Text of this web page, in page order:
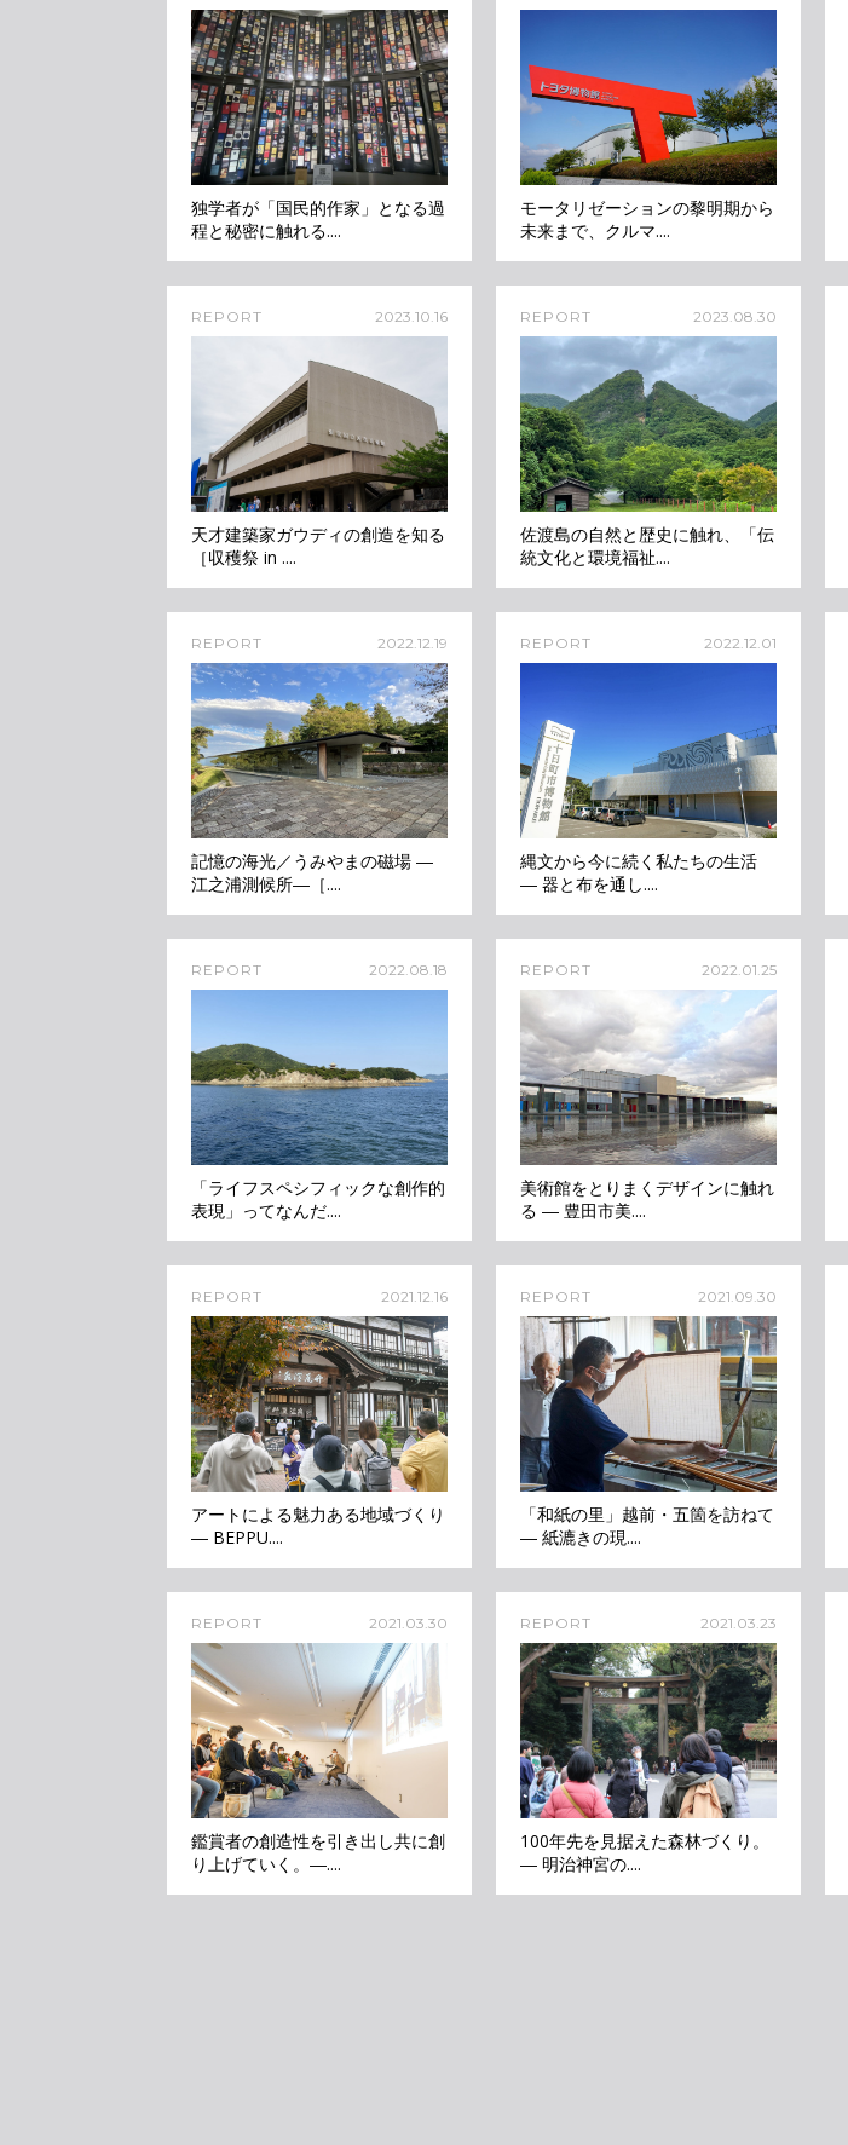
独学者が「国民的作家」となる過
程と秘密に触れる....
モータリゼーションの黎明期から
未来まで、クルマ....
REPORT 2023.10.16
天才建築家ガウディの創造を知る
［収穫祭 in ....
REPORT 2023.08.30
佐渡島の自然と歴史に触れ、「伝
統文化と環境福祉....
REPORT 2022.12.19
記憶の海光／うみやまの磁場 ―
江之浦測候所―［....
REPORT 2022.12.01
縄文から今に続く私たちの生活
― 器と布を通し....
REPORT 2022.08.18
「ライフスペシフィックな創作的
表現」ってなんだ....
REPORT 2022.01.25
美術館をとりまくデザインに触れ
る ― 豊田市美....
REPORT 2021.12.16
アートによる魅力ある地域づくり
― BEPPU....
REPORT 2021.09.30
「和紙の里」越前・五箇を訪ねて
― 紙漉きの現....
REPORT 2021.03.30
鑑賞者の創造性を引き出し共に創
り上げていく。―....
REPORT 2021.03.23
100年先を見据えた森林づくり。
― 明治神宮の....